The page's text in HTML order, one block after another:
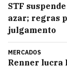
STF
azar; regras
julgamento
MERCADOS
Renner lucra